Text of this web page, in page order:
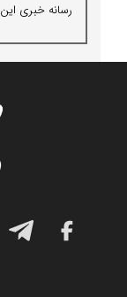
رسانه خبری